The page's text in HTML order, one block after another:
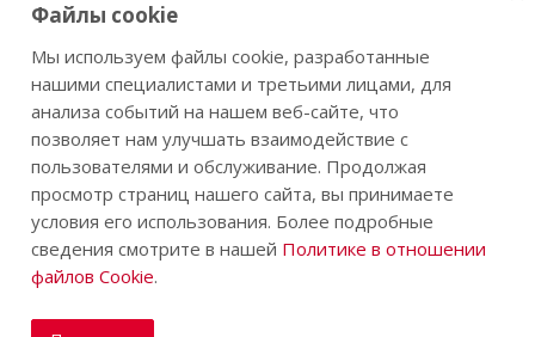
+7 (846) 200-05-15
г. Самара, ул. Заводское шоссе, 17
2026 © Строй-К.рф. Сайт не является публичной
офертой.
Файлы cookie
Мы используем файлы cookie, разработанные
нашими специалистами и третьими лицами, для
анализа событий на нашем веб-сайте, что
позволяет нам улучшать взаимодействие с
пользователями и обслуживание. Продолжая
просмотр страниц нашего сайта, вы принимаете
условия его использования. Более подробные
сведения смотрите в нашей Политике в отношении
файлов Cookie.